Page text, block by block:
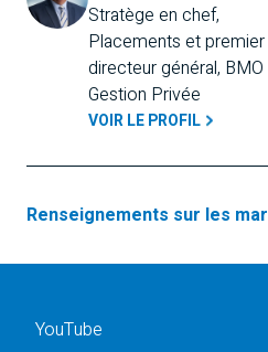
Stratège en chef,
Placements et premier
directeur général, BMO
Gestion Privée
VOIR LE PROFIL
Renseignements sur les
YouTube